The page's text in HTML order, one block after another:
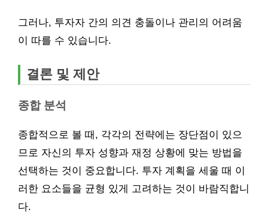
그러나, 투자자 간의 의견 충돌이나 관리의 어려움
이 따를 수 있습니다.
결론 및 제안
종합 분석
종합적으로 볼 때, 각각의 전략에는 장단점이 있으
므로 자신의 투자 성향과 재정 상황에 맞는 방법을
선택하는 것이 중요합니다. 투자 계획을 세울 때 이
러한 요소들을 균형 있게 고려하는 것이 바람직합니
다.